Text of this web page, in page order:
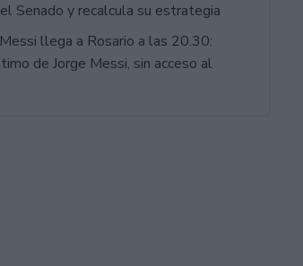
Senado y recalcula su estrategia
llega a Rosario a las 20.30:
de Jorge Messi, sin acceso al